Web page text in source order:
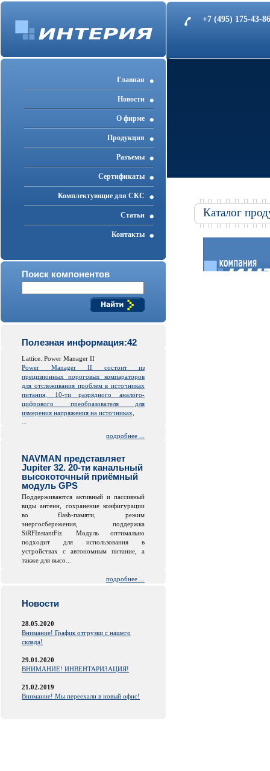
+7 (495) 175-43-
Главная
Новости
О фирме
Продукция
Разъемы
Cертификаты
Комплектующие для СКС
Статьи
Контакты
Поиск компонентов
Полезная информация:42
Lattice. Power Manager II
Power Manager II состоит из
прецизионных пороговых компараторов
для отслеживания проблем в источниках
питания, 10-ти разрядного аналого-
цифрового преобразователя для
измерения напряжения на источниках,
подробнее ...
NAVMAN представляет
Jupiter 32. 20-ти канальный
высокоточный приёмный
модуль GPS
Поддерживаются активный и пассивный
виды антенн, сохранение конфигурации
во flash-памяти, режим
энергосбережения, поддержка
SiRFInstantFiz. Модуль оптимально
подходит для использования в
устройствах с автономным питание, а
также для высо...
подробнее ...
Новости
28.05.2020
Внимание! График отгрузки с нашего
склада!
29.01.2020
ВНИМАНИЕ! ИНВЕНТАРИЗАЦИЯ!
21.02.2019
Внимание! Мы переехали в новый офис!
Каталог